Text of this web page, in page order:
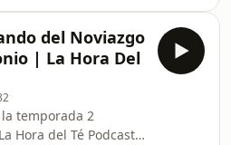
acerca de
asertiva puede
en tus
para así poder
y disfrutarlas
del Noviazgo
| La Hora Del
temporada 2
Hora del Té Podcast;